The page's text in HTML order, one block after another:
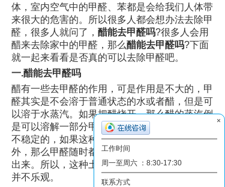
体，室内空气中的甲醛、苯都是会给我们人体带
来很大的危害的。所以很多人都会想办法去除甲
醛，很多人就问了，醋能去甲醛吗?很多人会用
醋来去除家中的甲醛，那么醋能去甲醛吗?下面
就一起来看看是否真的可以去除甲醛吧。
一.醋能去甲醛吗
醋有一些去甲醛的作用，可是作用是不大的，甲
醛其实是不会溶于普通状态的水或者醋，但是可
以溶于水蒸汽。如果把醋烧开，那么醋的蒸汽倒
是可以溶解一部分甲醛，但是问题是这个溶液是
不稳定的，如果这种溶液不能及时的转移到室
外，那么甲醛随时都会脱离这种溶液而再次挥发
出来。所以，这种土办法应该是费时费力而效果
并不乐观。
×
工作时间
周一至周六 ：8:30-17:30
联系方式